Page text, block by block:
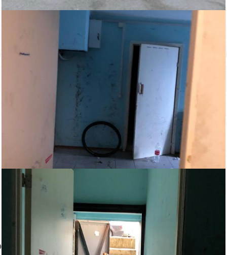
Снять, арендовать магазин:
Все коммуникации
Есть лицензированная оружейная комната.
Ранее там располагалась охранная фирма.
Пожаловаться на объявление
Продано
Несуществующий объект
Неверная цена
Неверный адрес
Не дозвониться
Другая причина
Связаться с продавцом
Следить за объектом